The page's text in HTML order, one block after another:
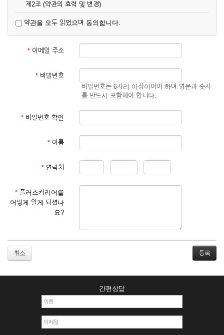
제2조 (약관의 효력 및 변경)
업상 중요 하거나 합리적인 사유가 발생할 경우 온라인 공사를
통하여 변경할 수 있습니다.
② 회원은 변경된 약관에 동의하지 않을 경우 서비스 이용을 중
단하고 이용계약을 해지할 수 있습니다. 약관의 효력 발생일 이
것으로 간주됩니다.
제3조 (약관의 외 준칙)
관계법령의 규정에 따릅니다.
① 서비스 이용계약은 서비스 이용 희망자가 본 약관에 동의한
를 심사, 승낙함으로써 성립하며, 회사는 신청자의 실명 확인 절
차를 밟을 수 있습니다.
② 회원가입시 입력한 ID는 변경할 수 없으며, 회원 1인당 한 개
의 ID가 발급됩니다. 부득이한 경우로 인해 변경하고자 하는 경
거절하거나 취소할 수 있으며, 실명으로 등록하지 않은 자의 일
2. 개인정보를 허위로 기재하여 신청할 경우
3. 경쟁 관게에 있는 이용자가 신청할 경우
4. 타인의 서비스 이용을 방해하거나, 정보를 도용한 경우
6. 이용자가 영업활동 또는 부정한 용도로 본 서비스를 이용할
약관을 모두 읽었으며 동의합니다.
* 이메일 주소
* 비밀번호
비밀번호는 6자리 이상이어야 하며 영문과 숫자
를 반드시 포함해야 합니다.
* 비밀번호 확인
* 이름
* 연락처 - -
* 플러스커리어를
어떻게 알게 되셨나
요?
취소
간편상담